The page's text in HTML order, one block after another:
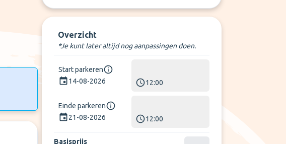
Overzicht
*Je kunt later altijd nog aanpassingen doen.
Start parkeren
14-08-2026
12:00
Einde parkeren
21-08-2026
12:00
Basisprijs